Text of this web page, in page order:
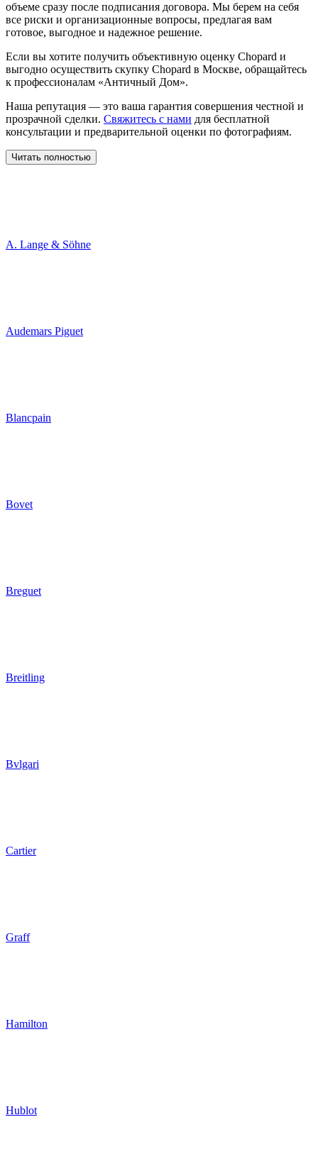
объеме сразу после подписания договора. Мы берем на себя
все риски и организационные вопросы, предлагая вам
готовое, выгодное и надежное решение.
Если вы хотите получить объективную оценку Chopard и
выгодно осуществить скупку Chopard в Москве, обращайтесь
к профессионалам «Античный Дом».
Наша репутация — это ваша гарантия совершения честной и
прозрачной сделки. Свяжитесь с нами для бесплатной
консультации и предварительной оценки по фотографиям.
Читать полностью
A. Lange & Söhne
Audemars Piguet
Blancpain
Bovet
Breguet
Breitling
Bvlgari
Cartier
Graff
Hamilton
Hublot